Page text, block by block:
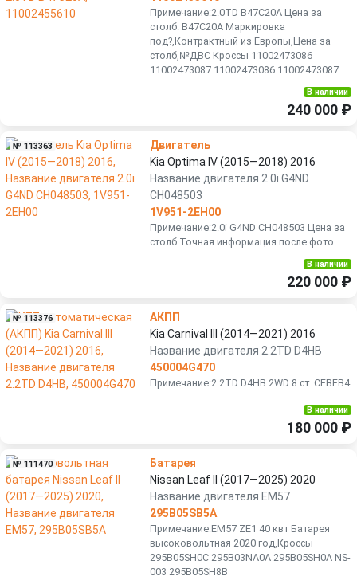
Примечание:2.0TD B47C20A Цена за
столб. B47C20A Маркировка
под?,Контрактный из Европы,Цена за
столб,№ДВС Кроссы 11002473086
11002473087 11002473086 11002473087
В наличии
240 000 ₽
№ 113363
Двигатель
Kia Optima IV (2015—2018) 2016
Название двигателя 2.0i G4ND
CH048503
1V951-2EH00
Примечание:2.0i G4ND CH048503 Цена за
столб Точная информация после фото
В наличии
220 000 ₽
№ 113376
АКПП
Kia Carnival III (2014—2021) 2016
Название двигателя 2.2TD D4HB
450004G470
Примечание:2.2TD D4HB 2WD 8 ст. CFBFB4
В наличии
180 000 ₽
№ 111470
Батарея
Nissan Leaf II (2017—2025) 2020
Название двигателя EM57
295B05SB5A
Примечание:EM57 ZE1 40 квт Бaтаpея
высоковoльтная 2020 год,Кроссы
295B05SН0C 295B03NA0A 295B05SН0A NS-
003 295B05SH8B